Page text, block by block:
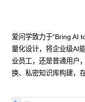
爱问学致力于“Bring AI
量化设计，将企业级AI
业员工，还是普通用户
换、私密知识库构建，